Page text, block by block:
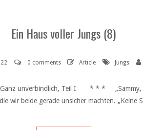
Ein Haus voller Jungs (8)
0 comments Article Jungs
Ganz unverbindlich, Teil I * * * „Sammy,
wir beide gerade unsicher machten. „Keine